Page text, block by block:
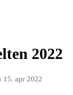
2022
15. apr 2022